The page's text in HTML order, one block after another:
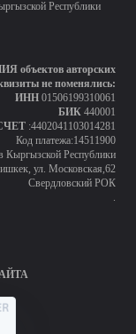
Республики
авторских
не поменялись:
ИНН 01506199310061
БИК 440001
:4402041103014281
Код платежа:14511900
Кыргызской Республики
ул. Московская,62
Свердловский РОК